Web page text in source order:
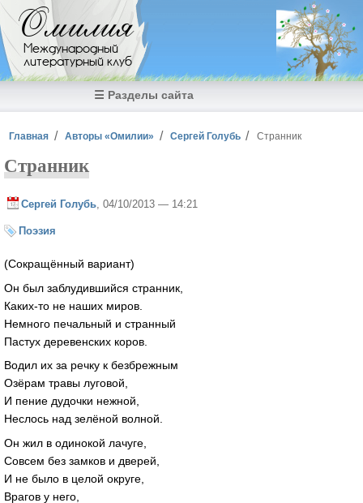
Перейти к основному содержанию
Омилия
Международный
литературный клуб
☰ Разделы сайта
Вы здесь
Главная Авторы «Омилии» Сергей Голубь Странник
Странник
Сергей Голубь , 04/10/2013 — 14:21
Поэзия
(Сокращённый вариант)
Он был заблудившийся странник,
Каких-то не наших миров.
Немного печальный и странный
Пастух деревенских коров.
Водил их за речку к безбрежным
Озёрам травы луговой,
И пение дудочки нежной,
Неслось над зелёной волной.
Он жил в одинокой лачуге,
Совсем без замков и дверей,
И не было в целой округе,
Врагов у него,